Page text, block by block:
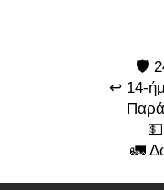
🛡️
↩️ 14-
🚛